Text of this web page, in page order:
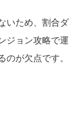
いため、割合ダ
ジョン攻略で運
のが欠点です。